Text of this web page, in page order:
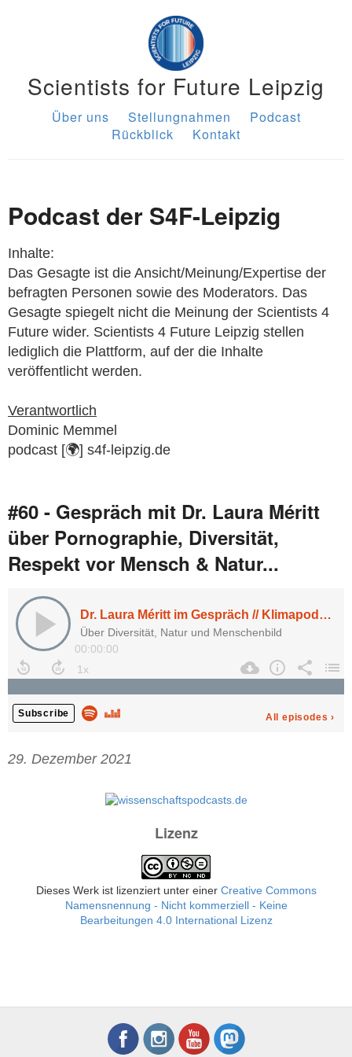
Scientists for Future Leipzig
Über uns Stellungnahmen
Podcast
Rückblick
Kontakt
Podcast der S4F-Leipzig
Inhalte:
Das Gesagte ist die Ansicht/Meinung/Expertise der
befragten Personen sowie des Moderators. Das
Gesagte spiegelt nicht die Meinung der Scientists 4
Future wider. Scientists 4 Future Leipzig stellen
lediglich die Plattform, auf der die Inhalte
veröffentlicht werden.
Verantwortlich
Dominic Memmel
podcast [🌍] s4f-leipzig.de
#60 - Gespräch mit Dr. Laura Méritt
über Pornographie, Diversität,
Respekt vor Mensch & Natur...
29. Dezember 2021
Lizenz
Dieses Werk ist lizenziert unter einer Creative Commons
Namensnennung - Nicht kommerziell - Keine
Bearbeitungen 4.0 International Lizenz